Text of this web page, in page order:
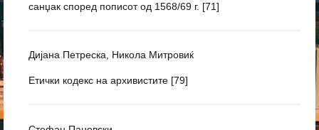
санџак според пописот од 1568/69 г. [71]
Дијана Петреска, Никола Митровиќ
Етички кодекс на архивистите [79]